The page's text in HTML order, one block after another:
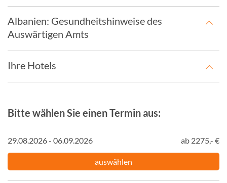
Albanien: Gesundheitshinweise des
Auswärtigen Amts
Ihre Hotels
Bitte wählen Sie einen Termin aus:
29.08.2026 - 06.09.2026 ab 2275,- €
auswählen